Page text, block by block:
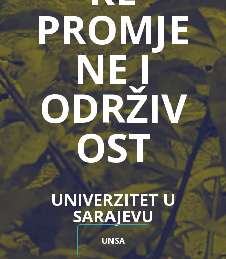
PROMJE
NE I
ODRŽIV
OST
UNIVERZITET U
SARAJEVU
UNSA